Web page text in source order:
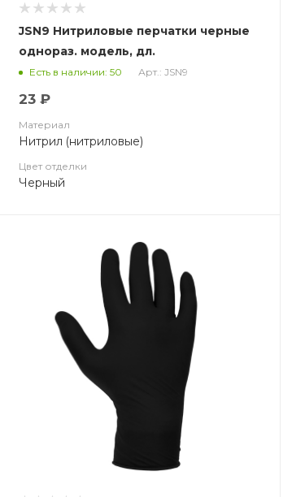
JSN9 Нитриловые перчатки черные
однораз. модель, дл.
240мм,толщина 0,15мм, Jeta Safety
Есть в наличии: 50 Арт.: JSN9
23 ₽
Материал
Нитрил (нитриловые)
Цвет отделки
Черный